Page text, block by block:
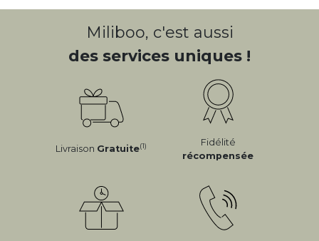
Miliboo, c'est aussi
des services uniques !
Livraison Gratuite(1)
Fidélité
récompensée